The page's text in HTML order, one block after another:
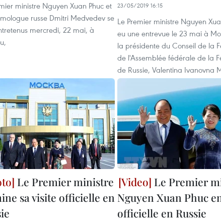
ministre Nguyen Xuan Phuc et
russe Dmitri Medvedev se
mercredi, 22 mai, à
23/05/2019 16:15
Le Premier ministre Nguyen
eu une entrevue le 23 mai à
la présidente du Conseil de la
de l'Assemblée fédérale de la
de Russie, Valentina Ivanovna
Le Premier ministre
sa visite officielle en
Le Premier
Nguyen Xuan Phuc
officielle en Russie